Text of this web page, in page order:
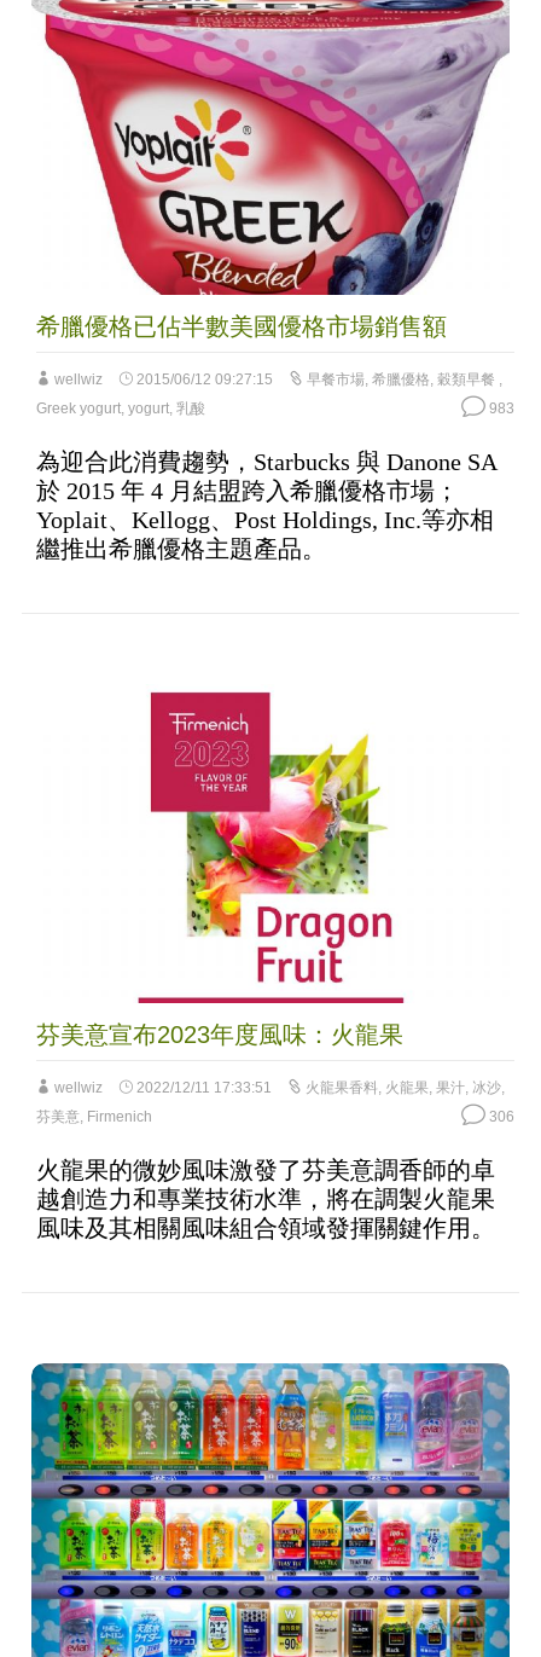
希臘優格已佔半數美國優格市場銷售額
wellwiz 2015/06/12 09:27:15 早餐市場, 希臘優格 穀類早餐
Greek yogurt, yogurt, 乳酸 983
為迎合此消費趨勢，Starbucks 與 Danone SA
於 2015 年 4 月結盟跨入希臘優格市場；
Yoplait、Kellogg、Post Holdings, Inc.等亦相
繼推出希臘優格主題產品。
芬美意宣布2023年度風味：火龍果
wellwiz 2022/12/11 17:33:51 火龍果香料 火龍果, 果汁, 冰沙,
芬美意, Firmenich 306
火龍果的微妙風味激發了芬美意調香師的卓
越創造力和專業技術水準，將在調製火龍果
風味及其相關風味組合領域發揮關鍵作用。